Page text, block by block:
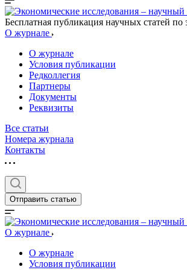
Бесплатная публикация научных статей
О журнале
О журнале
Условия публикации
Редколлегия
Партнеры
Документы
Реквизиты
Все статьи
Номера журнала
Контакты
Отправить статью
О журнале
О журнале
Условия публикации